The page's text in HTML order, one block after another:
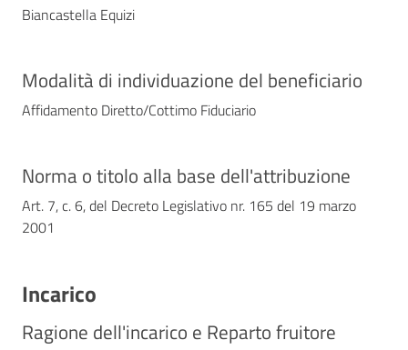
Biancastella Equizi
Modalità di individuazione del beneficiario
Affidamento Diretto/Cottimo Fiduciario
Norma o titolo alla base dell'attribuzione
Art. 7, c. 6, del Decreto Legislativo nr. 165 del 19 marzo
2001
Incarico
Ragione dell'incarico e Reparto fruitore